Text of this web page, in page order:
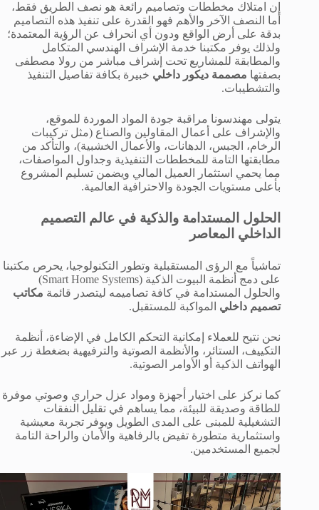
إن امتلاك مخططات وتصاميم رائعة هو نصف الطريق فقط،
أما النصف الآخر والأهم فهو القدرة على تنفيذ هذه التصاميم
بدقة على أرض الواقع ودون أي انحراف عن الرؤية المعتمدة؛
ولذلك يوفر مكتبنا خدمة الإشراف الهندسي المتكامل
والمطابقة للمشاريع تحت إشراف مباشر من رولا مصطفى
بصفتها مصممة ديكور داخلي خبيرة بكافة تفاصيل التنفيذ
والتشطيبات.
يتولى مهندسونا مراقبة جودة المواد الموردة للموقع،
والإشراف على أعمال المقاولين والصناع (مثل تركيبات
الرخام، الجبس، الدهانات، والأعمال الخشبية)، والتأكد من
مطابقتها التامة للمخططات التنفيذية وجداول المواصفات،
مما يحمي استثمار العميل المالي ويضمن تسليم المشروع
بأعلى مستويات الجودة والاحترافية العالمية.
الحلول المستدامة والذكية في عالم التصميم
الداخلي المعاصر
تماشياً مع الرؤى المستقبلية وتطور التكنولوجيا، يحرص مكتبنا
على دمج أنظمة البيوت الذكية (Smart Home Systems)
والحلول المستدامة في كافة تصاميمه ليتصدر قائمة مكاتب
تصميم داخلي المواكبة للمستقبل.
نحن نتيح للعملاء إمكانية التحكم الكامل في الإضاءة، أنظمة
التكييف، الستائر، والأنظمة الصوتية والترفيهية بضغطة زر عبر
الهواتف الذكية أو الأوامر الصوتية.
كما نركز على اختيار أجهزة ومواد عزل حراري وصوتي موفرة
للطاقة وصديقة للبيئة، مما يساهم في تقليل النفقات
التشغيلية للمبنى على المدى الطويل ويوفر تجربة معيشية
واستثمارية متطورة تفيض بالرفاهية والأمان والراحة التامة
لجميع المستخدمين.